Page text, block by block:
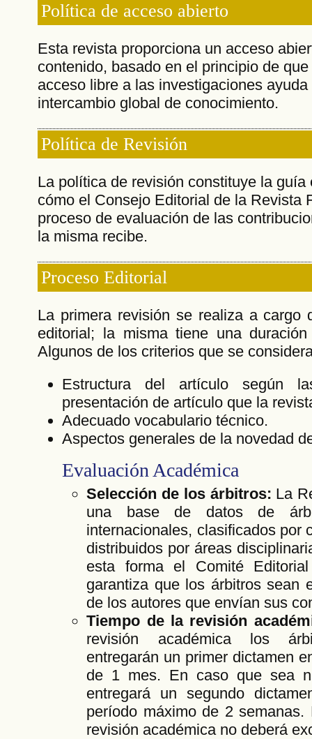
Política de acceso abierto
Esta revista proporciona un acceso
contenido, basado en el principio de
acceso libre a las investigaciones
intercambio global de conocimiento.
Política de Revisión
La política de revisión constituye la guía
cómo el Consejo Editorial de la Revista
proceso de evaluación de las
la misma recibe.
Proceso Editorial
La primera revisión se realiza a cargo
editorial; la misma tiene una
Algunos de los criterios que se
Estructura del artículo según
presentación de artículo que la
Adecuado vocabulario técnico.
Aspectos generales de la novedad
Evaluación Académica
Selección de los árbitros: La
una base de datos de
internacionales, clasificados por
distribuidos por áreas
esta forma el Comité
garantiza que los árbitros sean
de los autores que envían sus
Tiempo de la revisión
revisión académica los
entregarán un primer dictamen
de 1 mes. En caso que sea
entregará un segundo
período máximo de 2
revisión académica no deberá